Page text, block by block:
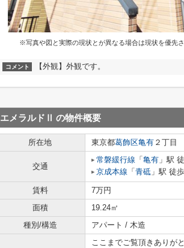
※写真や図と実際の現状とが異なる場合は現状を優先
コメント 【外観】外観です。
エメラルドⅡ の物件概要
所在地 東京都葛飾区亀有 ２丁目
交通
常磐緩行線 「 亀有 」駅
京成本線 「 青砥 」駅 徒
賃料 7万円
面積
19.24㎡
種別/構造
アパート / 木造
ここまでご覧頂きありが